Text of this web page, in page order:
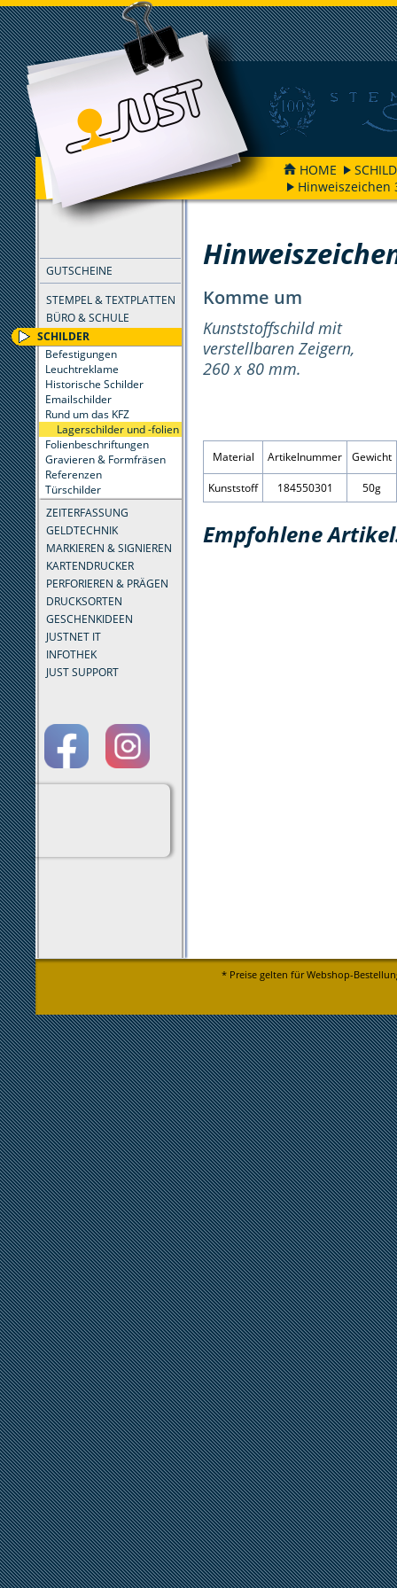
HOME
Hinweiszeichen
GUTSCHEINE
STEMPEL & TEXTPLATTEN
BÜRO & SCHULE
SCHILDER
Befestigungen
Leuchtreklame
Historische Schilder
Emailschilder
Rund um das KFZ
Lagerschilder und -folien
Folienbeschriftungen
Gravieren & Formfräsen
Referenzen
Türschilder
ZEITERFASSUNG
GELDTECHNIK
MARKIEREN & SIGNIEREN
KARTENDRUCKER
PERFORIEREN & PRÄGEN
DRUCKSORTEN
GESCHENKIDEEN
JUSTNET IT
INFOTHEK
JUST SUPPORT
FILTER
Komme um
Kunststoffschild mit
verstellbaren Zeigern,
260 x 80 mm.
Material Artikelnummer Gewicht
Kunststoff 184550301 50g
Empfohlene
* Preise gelten für Webshop-